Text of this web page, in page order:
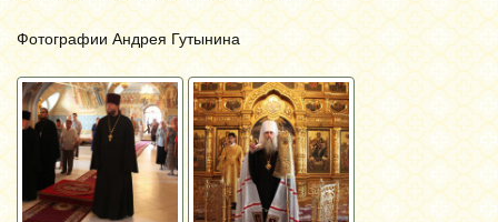
Фотографии Андрея Гутынина